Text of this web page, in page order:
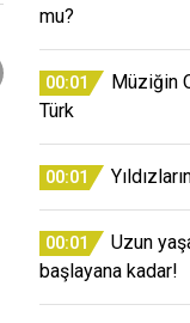
mu?
00:01
Müziğin
Türk
00:01
00:01
Uzun
başlayana kadar!